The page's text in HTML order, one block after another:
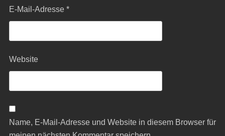
E-Mail-Adresse *
Website
Name, E-Mail-Adresse und Website in diesem Browser für